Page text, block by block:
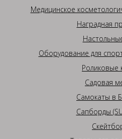
Медицинское
Наградная
Оборудование для
Роликовые
Садовая
Самокаты в
Сапборды